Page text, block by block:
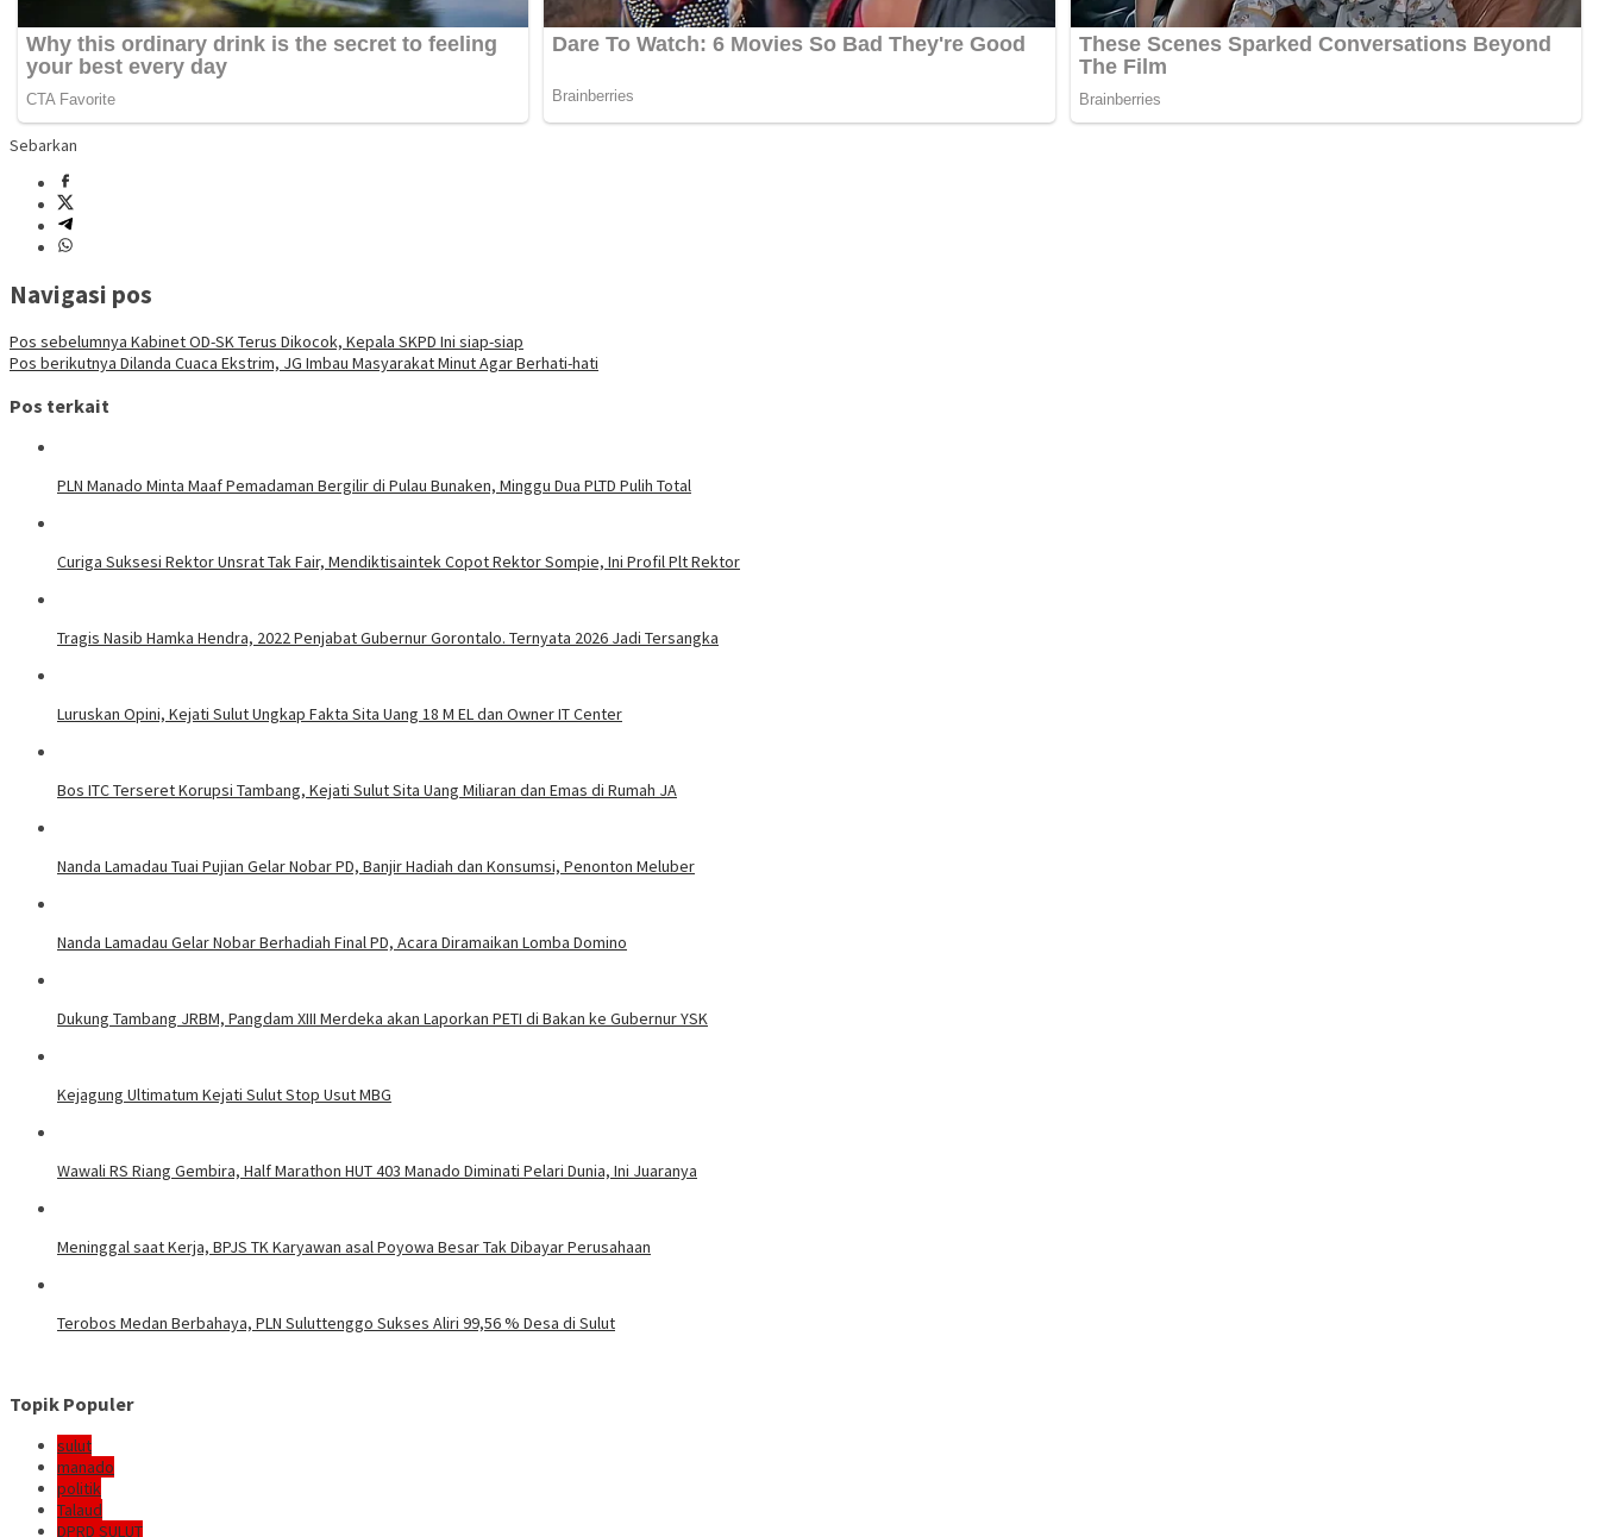
Sebarkan
Navigasi pos
Pos sebelumnya Kabinet OD-SK Terus Dikocok, Kepala SKPD Ini siap-siap
Pos berikutnya Dilanda Cuaca Ekstrim, JG Imbau Masyarakat Minut Agar Berhati-hati
Pos terkait
PLN Manado Minta Maaf Pemadaman Bergilir di Pulau Bunaken, Minggu Dua PLTD Pulih Total
Curiga Suksesi Rektor Unsrat Tak Fair, Mendiktisaintek Copot Rektor Sompie, Ini Profil Plt Rektor
Tragis Nasib Hamka Hendra, 2022 Penjabat Gubernur Gorontalo. Ternyata 2026 Jadi Tersangka
Luruskan Opini, Kejati Sulut Ungkap Fakta Sita Uang 18 M EL dan Owner IT Center
Bos ITC Terseret Korupsi Tambang, Kejati Sulut Sita Uang Miliaran dan Emas di Rumah JA
Nanda Lamadau Tuai Pujian Gelar Nobar PD, Banjir Hadiah dan Konsumsi, Penonton Meluber
Nanda Lamadau Gelar Nobar Berhadiah Final PD, Acara Diramaikan Lomba Domino
Dukung Tambang JRBM, Pangdam XIII Merdeka akan Laporkan PETI di Bakan ke Gubernur YSK
Kejagung Ultimatum Kejati Sulut Stop Usut MBG
Wawali RS Riang Gembira, Half Marathon HUT 403 Manado Diminati Pelari Dunia, Ini Juaranya
Meninggal saat Kerja, BPJS TK Karyawan asal Poyowa Besar Tak Dibayar Perusahaan
Terobos Medan Berbahaya, PLN Suluttenggo Sukses Aliri 99,56 % Desa di Sulut
Topik Populer
sulut
manado
politik
Talaud
DPRD SULUT